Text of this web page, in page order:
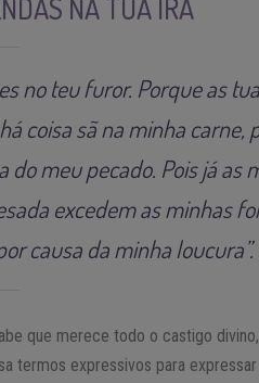
NA TUA IRA
no teu furor. Porque as
coisa sã na minha carne,
do meu pecado. Pois já as
excedem as minhas
causa da minha loucura”.
que merece todo o castigo
termos expressivos para